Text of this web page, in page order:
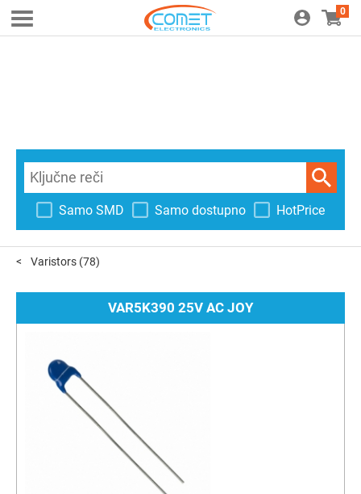
0
Samo SMD Samo dostupno HotPrice
Varistors (78)
VAR5K390 25V AC JOY